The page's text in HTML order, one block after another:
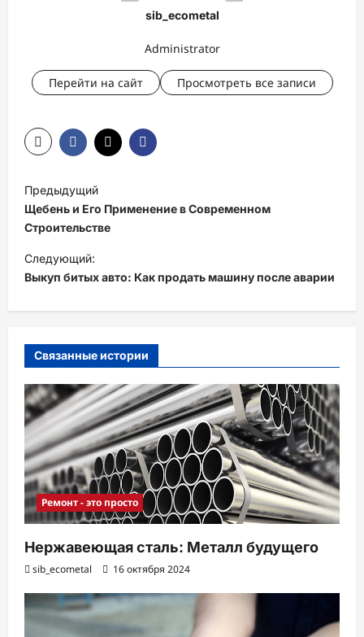
sib_ecometal
Administrator
Перейти на сайт Просмотреть все записи
а
в
и
г
а
я
з
а
п
и
с
Предыдущий
Щебень и Его Применение в Современном
Строительстве
Следующий:
Выкуп битых авто: Как продать машину после аварии
Связанные истории
Ремонт - это просто
Нержавеющая сталь: Металл будущего
sib_ecometal 16 октября 2024